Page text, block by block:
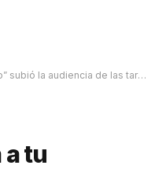
la audiencia de las tardes de TVN
a tu